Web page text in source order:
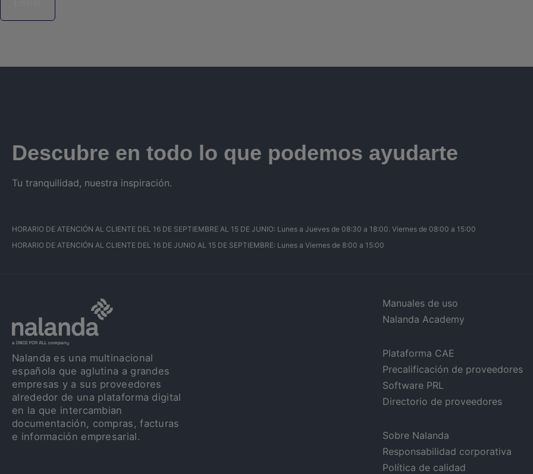
Descubre en todo lo que podemos ayudarte
Tu tranquilidad, nuestra inspiración.
HORARIO DE ATENCIÓN AL CLIENTE DEL 16 DE SEPTIEMBRE AL 15 DE JUNIO: Lunes a Jueves de 08:30 a 18:00. Viernes de 08:00 a 15:00
HORARIO DE ATENCIÓN AL CLIENTE DEL 16 DE JUNIO AL 15 DE SEPTIEMBRE: Lunes a Viernes de 8:00 a 15:00
Nalanda es una multinacional
española que aglutina a grandes
empresas y a sus proveedores
alrededor de una plataforma digital
en la que intercambian
documentación, compras, facturas
e información empresarial.
Manuales de uso
Nalanda Academy
Plataforma CAE
Precalificación de proveedores
Software PRL
Directorio de proveedores
Sobre Nalanda
Responsabilidad corporativa
Política de calidad